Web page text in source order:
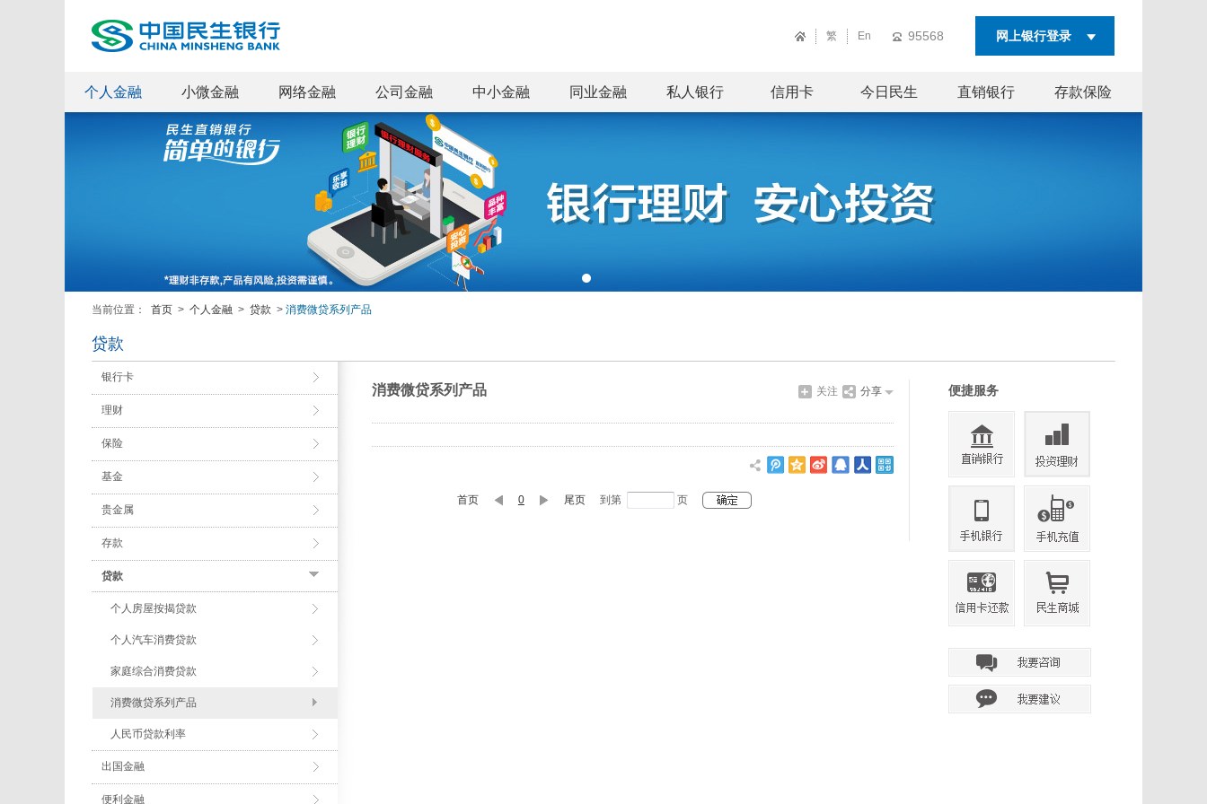
繁 En 95568 网上银行登录
个人金融 小微金融 网络金融 公司金融 中小金融 同业金融 私人银行 信用卡 今日民生 直销银行 存款保险
当前位置： 首页 > 个人金融 > 贷款 > 消费微贷系列产品
贷款
银行卡
理财
保险
基金
贵金属
存款
贷款
个人房屋按揭贷款
个人汽车消费贷款
家庭综合消费贷款
消费微贷系列产品
人民币贷款利率
出国金融
便利金融
消费微贷系列产品 分享
关注
首页 0 尾页 到第 页
便捷服务